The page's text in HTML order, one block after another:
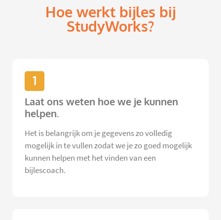
Hoe werkt bijles bij
StudyWorks?
1
Laat ons weten hoe we je kunnen
helpen.
Het is belangrijk om je gegevens zo volledig
mogelijk in te vullen zodat we je zo goed mogelijk
kunnen helpen met het vinden van een
bijlescoach.